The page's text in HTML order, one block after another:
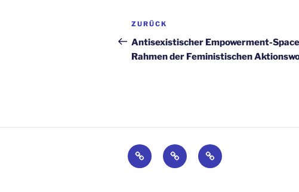
Beitragsnavigation
Vorheriger
Beitrag
ZURÜCK
Antisexistischer Empowerment-
Rahmen der Feministischen
Kontakt ImpressumDatenschutz